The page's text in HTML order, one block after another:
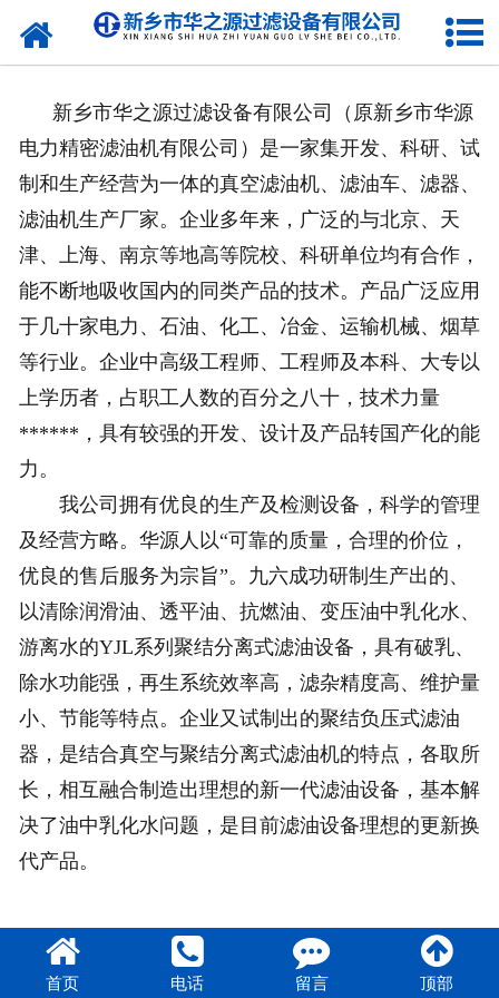
网站首页
新闻动态
产品展示
在线留言
合作伙伴
联系我们
新乡市华之源过滤设备有限公司（原新乡市华源
电力精密滤油机有限公司）是一家集开发、科研、试
制和生产经营为一体的真空滤油机、滤油车、滤器、
滤油机生产厂家。企业多年来，广泛的与北京、天
津、上海、南京等地高等院校、科研单位均有合作，
能不断地吸收国内的同类产品的技术。产品广泛应用
于几十家电力、石油、化工、冶金、运输机械、烟草
等行业。企业中高级工程师、工程师及本科、大专以
上学历者，占职工人数的百分之八十，技术力量
******，具有较强的开发、设计及产品转国产化的能
力。
我公司拥有优良的生产及检测设备，科学的管理
及经营方略。华源人以“可靠的质量，合理的价位，
优良的售后服务为宗旨”。九六成功研制生产出的、
以清除润滑油、透平油、抗燃油、变压油中乳化水、
游离水的YJL系列聚结分离式滤油设备，具有破乳、
除水功能强，再生系统效率高，滤杂精度高、维护量
小、节能等特点。企业又试制出的聚结负压式滤油
器，是结合真空与聚结分离式滤油机的特点，各取所
长，相互融合制造出理想的新一代滤油设备，基本解
决了油中乳化水问题，是目前滤油设备理想的更新换
代产品。
首页 电话 留言 顶部